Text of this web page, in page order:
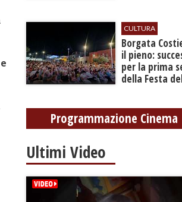
CULTURA
​Borgata
il pieno:
per la prima
della Festa
Programmazione Cinema
Ultimi Video